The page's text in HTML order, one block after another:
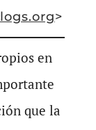
>
en
que la